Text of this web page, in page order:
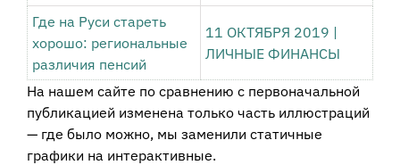
Где на Руси стареть
хорошо: региональные
различия пенсий
11 ОКТЯБРЯ 2019 |
ЛИЧНЫЕ ФИНАНСЫ
На нашем сайте по сравнению с первоначальной
публикацией изменена только часть иллюстраций
— где было можно, мы заменили статичные
графики на интерактивные.